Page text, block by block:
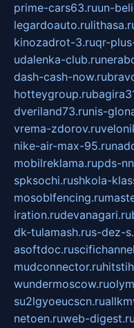
prime-cars63.ruun-
legardoauto.ru
kinozadrot-3.ruqr-
udalenka-club.ru
dash-cash-now.ru
hotteygroup.ru
dveriland73.runis-
vrema-zdorov.ru
nike-air-max-95.ru
mobilreklama.rupds-
spksochi.rushkola-
mosoblfencing.ru
iration.rudevanagari.ru
dk-tulamash.rus-dez-
asoftdoc.ru
mudconnector.ru
wundermoscow.ru
su2lgyoeucscn.ru
netoen.ruweb-digest.ru